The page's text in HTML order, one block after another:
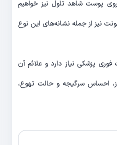
پوست شاهد تاول نیز خواهیم
نیز از جمله نشانه‌های این نوع
پزشکی نیاز دارد و علائم آن
احساس سرگیجه و حالت تهوع،